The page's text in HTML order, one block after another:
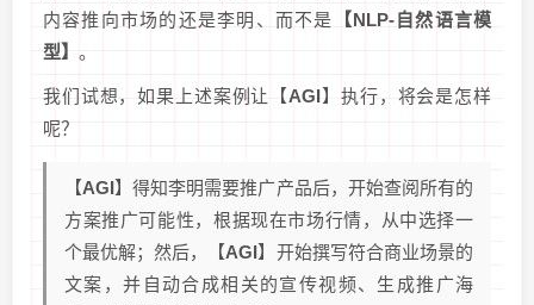
内容推向市场的还是李明、而不是 【NLP-自然语言模
型】 。
我们试想，如果上述案例让【AGI】执行，将会是怎样
呢？
【AGI】得知李明需要推广产品后，开始查阅所有的
方案推广可能性，根据现在市场行情，从中选择一
个最优解；然后，【AGI】开始撰写符合商业场景的
文案，并自动合成相关的宣传视频、生成推广海